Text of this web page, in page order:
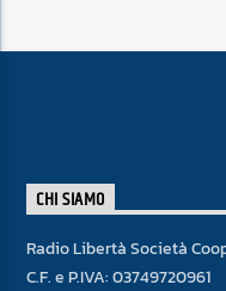
CHI SIAMO
Radio Libertà Società
C.F. e P.IVA: 03749720961